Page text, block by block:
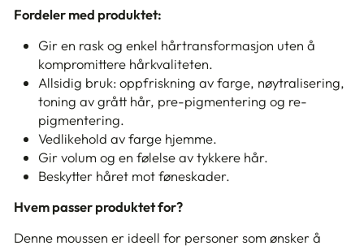
Fordeler med produktet:
Gir en rask og enkel hårtransformasjon uten å
kompromittere hårkvaliteten.
Allsidig bruk: oppfriskning av farge, nøytralisering,
toning av grått hår, pre-pigmentering og re-
pigmentering.
Vedlikehold av farge hjemme.
Gir volum og en følelse av tykkere hår.
Beskytter håret mot føneskader.
Hvem passer produktet for?
Denne moussen er ideell for personer som ønsker å